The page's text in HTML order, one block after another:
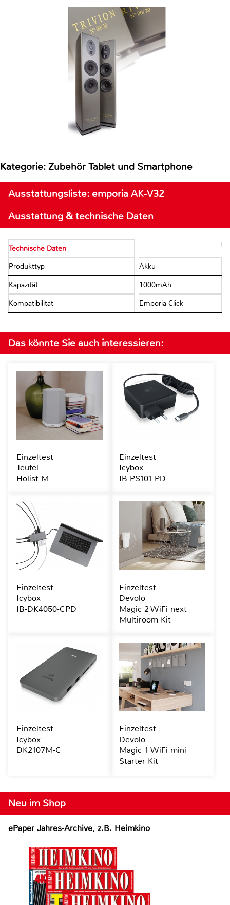
Kategorie: Zubehör Tablet und Smartphone
Ausstattungsliste: emporia AK-V32
Ausstattung & technische Daten
Technische Daten
Produkttyp Akku
Kapazität 1000mAh
Kompatibilität Emporia Click
Neu im Shop
ePaper Jahres-Archive, z.B. Heimkino
Das könnte Sie auch interessieren:
Einzeltest
Teufel
Holist M
Einzeltest
Icybox
IB-PS101-PD
Einzeltest
Icybox
IB-DK4050-CPD
Einzeltest
Devolo
Magic 2 WiFi next
Multiroom Kit
Einzeltest
Icybox
DK2107M-C
Einzeltest
Devolo
Magic 1 WiFi mini
Starter Kit